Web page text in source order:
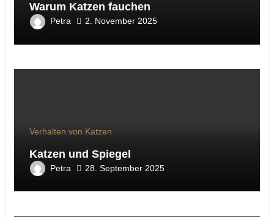
Warum Katzen fauchen
Petra 2. November 2025
Verhalten von Katzen
Katzen und Spiegel
Petra 28. September 2025